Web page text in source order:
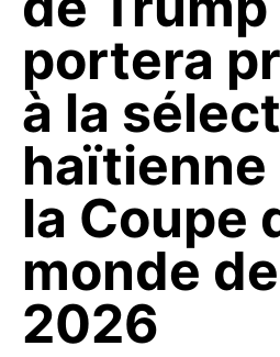
portera
à la
haïtienne
la Coupe
monde
2026